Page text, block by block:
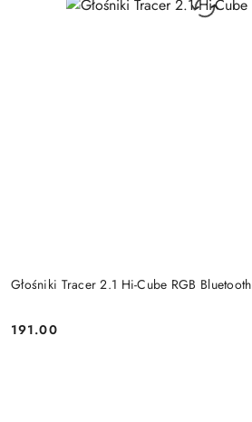
Głośniki Tracer 2.1 Hi-Cube RGB Bluetooth
Price:
191.00